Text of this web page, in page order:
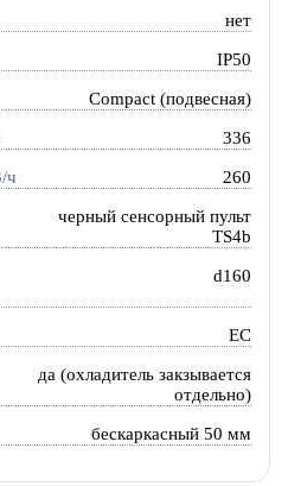
нет
IP50
Compact (подвесная)
336
ч 260
черный сенсорный пульт
TS4b
d160
EC
да (охладитель закзывается
отдельно)
бескаркасный 50 мм